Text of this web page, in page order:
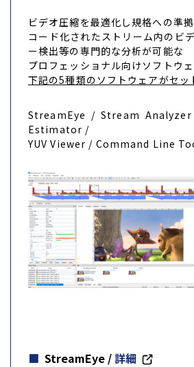
ビデオ圧縮を最適化し規格への準
コード化されたストリーム内のビ
ー検出等の専門的な分析が可能な
プロフェッショナル向けソフトウェ
下記の5種類のソフトウェアがセッ
StreamEye / Stream
Estimator /
YUV Viewer / Command Line
StreamEye /詳細